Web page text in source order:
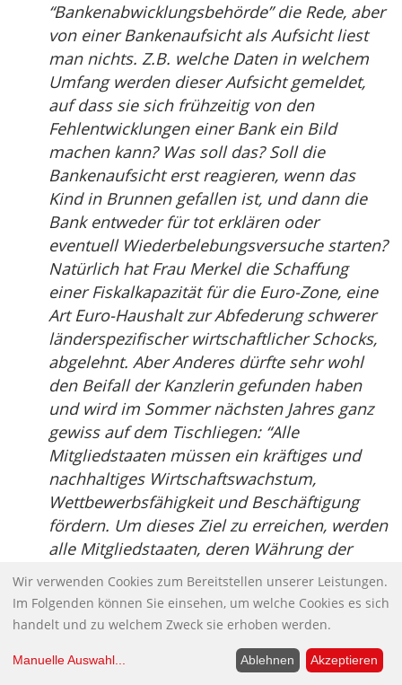
“Bankenabwicklungsbehörde” die Rede, aber
von einer Bankenaufsicht als Aufsicht liest
man nichts. Z.B. welche Daten in welchem
Umfang werden dieser Aufsicht gemeldet,
auf dass sie sich frühzeitig von den
Fehlentwicklungen einer Bank ein Bild
machen kann? Was soll das? Soll die
Bankenaufsicht erst reagieren, wenn das
Kind in Brunnen gefallen ist, und dann die
Bank entweder für tot erklären oder
eventuell Wiederbelebungsversuche starten?
Natürlich hat Frau Merkel die Schaffung
einer Fiskalkapazität für die Euro-Zone, eine
Art Euro-Haushalt zur Abfederung schwerer
länderspezifischer wirtschaftlicher Schocks,
abgelehnt. Aber Anderes dürfte sehr wohl
den Beifall der Kanzlerin gefunden haben
und wird im Sommer nächsten Jahres ganz
gewiss auf dem Tischliegen: “Alle
Mitgliedstaaten müssen ein kräftiges und
nachhaltiges Wirtschaftswachstum,
Wettbewerbsfähigkeit und Beschäftigung
fördern. Um dieses Ziel zu erreichen, werden
alle Mitgliedstaaten, deren Währung der
Euro ist, mit den EU-Organen individuelle
Vereinbarungen vertraglicher Art über die
von ihnen zugesagten Maßnahmen und
Durchführung schließen.” Die bisher ganz im
Wir verwenden Cookies zum Bereitstellen unserer Leistungen.
Im Folgenden können Sie einsehen, um welche Cookies es sich
handelt und zu welchem Zweck sie erhoben werden.
Manuelle Auswahl... Ablehnen Akzeptieren